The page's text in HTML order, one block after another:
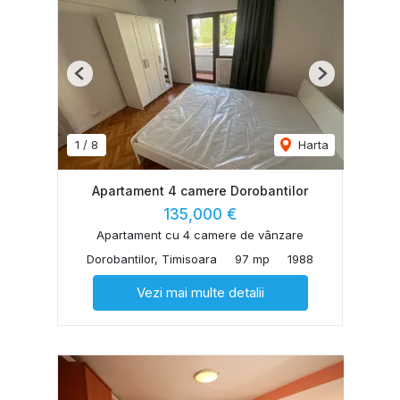
1 / 8 Harta
Previous Next
Apartament 4 camere Dorobantilor
135,000 €
Apartament cu 4 camere de vânzare
Dorobantilor, Timisoara
97 mp 1988
Vezi mai multe detalii